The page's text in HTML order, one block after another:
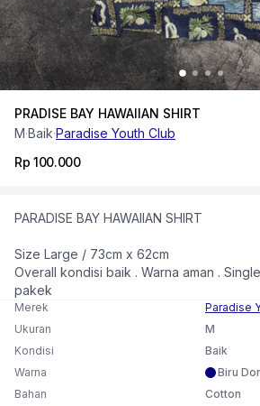
PRADISE BAY HAWAIIAN SHIRT
M·Baik·Paradise Youth Club
Rp 100.000
PARADISE BAY HAWAIIAN SHIRT
Size Large / 73cm x 62cm
Overall kondisi baik . Warna aman .
pakek
Merek
Paradise
Ukuran
M
Kondisi
Baik
Warna
Biru
Bahan
Cotton